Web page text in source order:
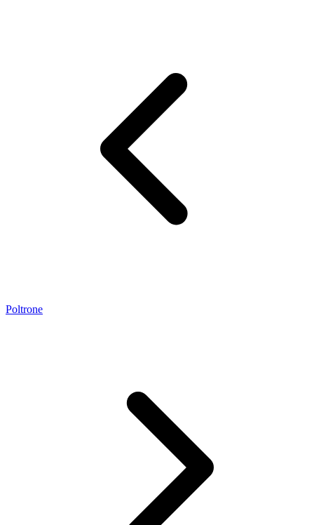
Poltrone